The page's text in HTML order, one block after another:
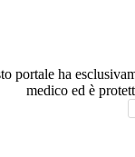
portale ha
medico ed è